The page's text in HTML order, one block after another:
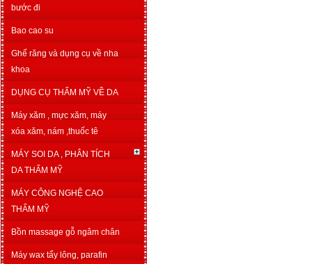
bước đi
Bao cao su
Ghế răng và dụng cụ về nha
khoa
DỤNG CỤ THẨM MỸ VỀ DA
Máy xăm , mực xăm, máy
xóa xăm, nám ,thuốc tê
MÁY SOI DA , PHÂN TÍCH
DA THẨM MỸ
MÁY CÔNG NGHỆ CAO
THẨM MỸ
Bồn massage gỗ ngâm chân
Máy wax tẩy lông, parafin